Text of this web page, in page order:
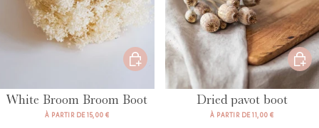
White Broom Broom Boot
À PARTIR DE 15,00 €
Dried pavot boot
À PARTIR DE 11,00 €